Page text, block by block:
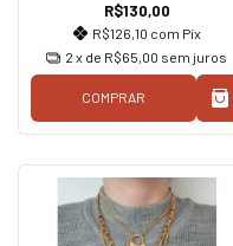
R$130,00
R$126,10 com Pix
2 x de R$65,00 sem juros
COMPRAR